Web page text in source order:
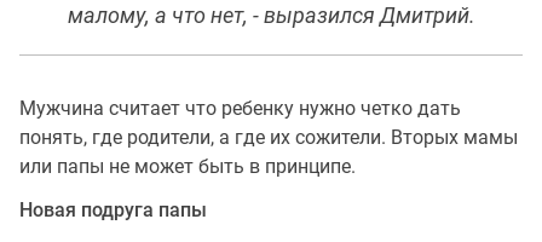
малому, а что нет, - выразился Дмитрий.
Мужчина считает что ребенку нужно четко дать
понять, где родители, а где их сожители. Вторых мамы
или папы не может быть в принципе.
Новая подруга папы